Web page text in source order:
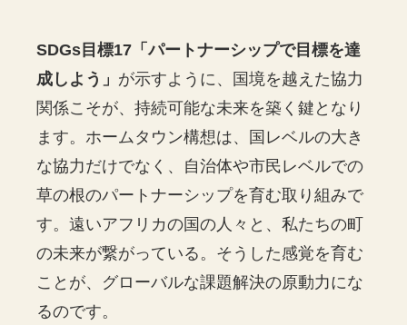
SDGs目標17「パートナーシップで目標を達
成しよう」 が示すように、国境を越えた協力
関係こそが、持続可能な未来を築く鍵となり
ます。ホームタウン構想は、国レベルの大き
な協力だけでなく、自治体や市民レベルでの
草の根のパートナーシップを育む取り組みで
す。遠いアフリカの国の人々と、私たちの町
の未来が繋がっている。そうした感覚を育む
ことが、グローバルな課題解決の原動力にな
るのです。